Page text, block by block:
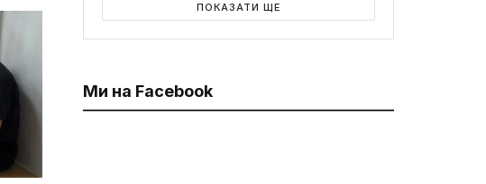
ПОКАЗАТИ ЩЕ
Ми на Facebook